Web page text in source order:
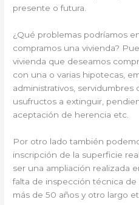
presente o futura.
¿Qué problemas podríamos
compramos una vivienda?
vivienda que deseamos
con una o varias hipotecas,
administrativos, servidumbres
usufructos a extinguir,
aceptación de herencia etc.
Por otro lado también
inscripción de la superficie
ser una ampliación realizada
falta de inspección técnica de
más de 50 años y otro largo